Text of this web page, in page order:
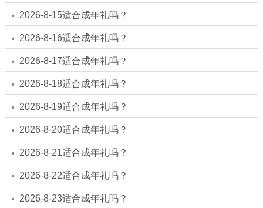
2026-8-15适合成年礼吗？
2026-8-16适合成年礼吗？
2026-8-17适合成年礼吗？
2026-8-18适合成年礼吗？
2026-8-19适合成年礼吗？
2026-8-20适合成年礼吗？
2026-8-21适合成年礼吗？
2026-8-22适合成年礼吗？
2026-8-23适合成年礼吗？